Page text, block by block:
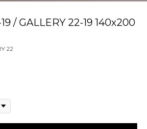
/ GALLERY 22-19 140х200
22